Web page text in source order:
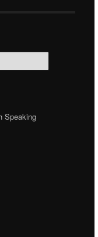
Speaking